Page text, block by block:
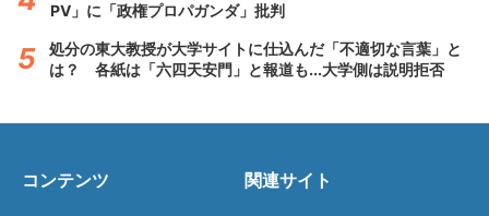
PV」に「政権プロパガンダ」批判
処分の東大教授が大学サイトに仕込んだ「不適切な言葉」と
は？ 各紙は「六四天安門」と報道も...大学側は説明拒否
コンテンツ 関連サイト